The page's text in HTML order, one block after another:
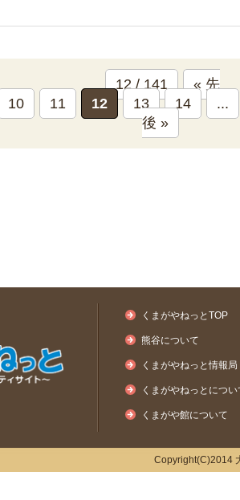
12 / 141
« 先
10 11 12 13 14
...
後 »
くまがやねっとTOP
熊谷について
くまがやねっと情報局
くまがやねっとについ
くまがや館について
Copyright(C)2014